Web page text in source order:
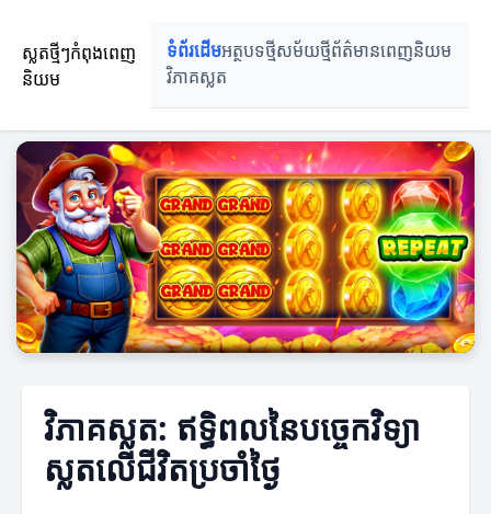
ស្លតថ្មីៗកំពុងពេញ
និយម
ទំព័រដើមអត្ថបទថ្មីសម័យថ្មីព័ត៌មានពេញនិយម
វិភាគស្លត
វិភាគស្លត: ឥទ្ធិពលនៃបច្ចេកវិទ្យា
ស្លតលើជីវិតប្រចាំថ្ងៃ